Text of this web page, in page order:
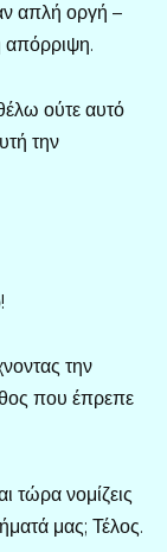
απλή οργή –
απόρριψη.
ούτε αυτό
την
την
που έπρεπε
τώρα νομίζεις
μας; Τέλος.